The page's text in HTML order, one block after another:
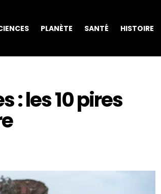
PLANÈTE SANTÉ HISTOIRE
: les 10 pires